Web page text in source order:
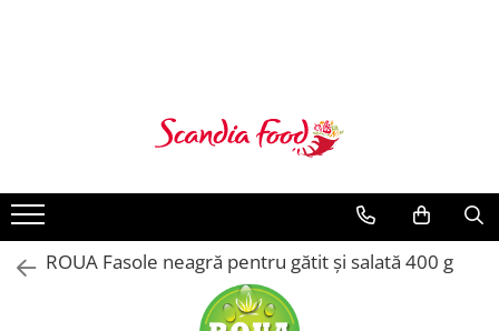
ROUA Fasole neagră pentru gătit și salată 400 g